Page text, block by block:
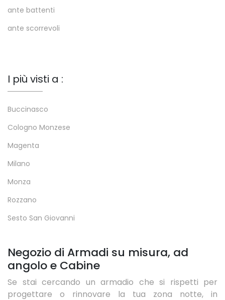
ante battenti
ante scorrevoli
I più visti a :
Buccinasco
Cologno Monzese
Magenta
Milano
Monza
Rozzano
Sesto San Giovanni
Negozio di Armadi su misura, ad
angolo e Cabine
Se stai cercando un armadio che si rispetti per
progettare o rinnovare la tua zona notte, in